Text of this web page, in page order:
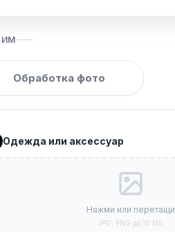
Обработка фото
Одежда или аксессуар
Нажми или перетащи
JPG, PNG до 10 МБ